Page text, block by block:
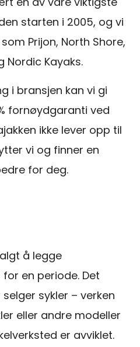
starten i 2005, og vi
Prijon, North Shore,
Nordic Kayaks.
i bransjen kan vi gi
fornøydgaranti ved
ikke lever opp til
vi og finner en
for deg.
å legge
en periode. Det
sykler – verken
eller andre modeller
er avviklet.